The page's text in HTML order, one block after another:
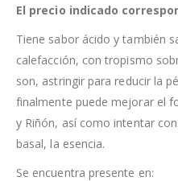
El precio indicado
Tiene sabor ácido y también
calefacción, con tropismo
son, astringir para reducir la
finalmente puede mejorar el
y Riñón, así como intentar
basal, la esencia.
Se encuentra presente en: